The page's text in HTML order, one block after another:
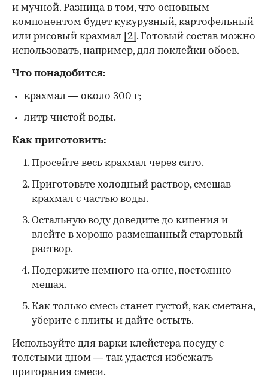
и мучной. Разница в том, что основным
компонентом будет кукурузный, картофельный
или рисовый крахмал
[2] . Готовый состав можно
использовать, например, для поклейки обоев.
Что понадобится:
крахмал — около 300 г;
литр чистой воды.
Как приготовить:
Просейте весь крахмал через сито.
Приготовьте холодный раствор, смешав
крахмал с частью воды.
Остальную воду доведите до кипения и
влейте в хорошо размешанный стартовый
раствор.
Подержите немного на огне, постоянно
мешая.
Как только смесь станет густой, как сметана,
уберите с плиты и дайте остыть.
Используйте для варки клейстера посуду с
толстыми дном — так удастся избежать
пригорания смеси.